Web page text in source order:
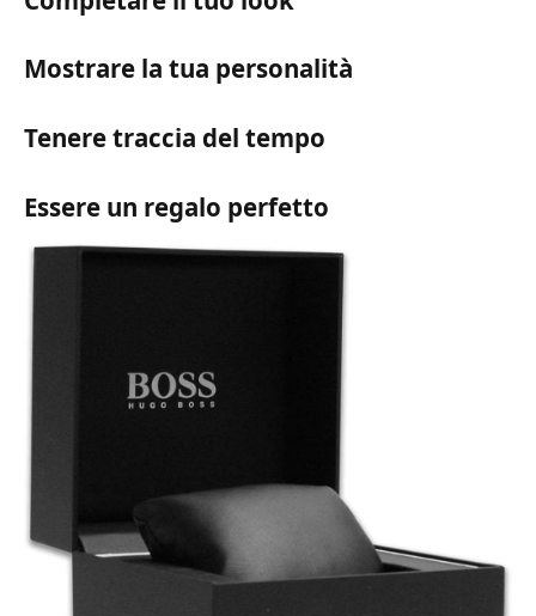
Mostrare la tua personalità
Tenere traccia del tempo
Essere un regalo perfetto